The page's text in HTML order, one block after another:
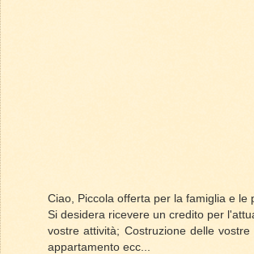
Ciao, Piccola offerta per la famiglia e le
Si desidera ricevere un credito per
vostre attività; Costruzione delle
appartamento ecc...